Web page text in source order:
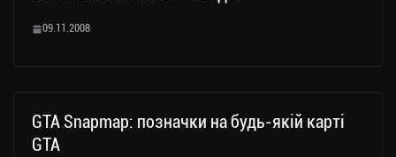
09.11.2008
GTA Snapmap: позначки на будь-якій карті
GTA